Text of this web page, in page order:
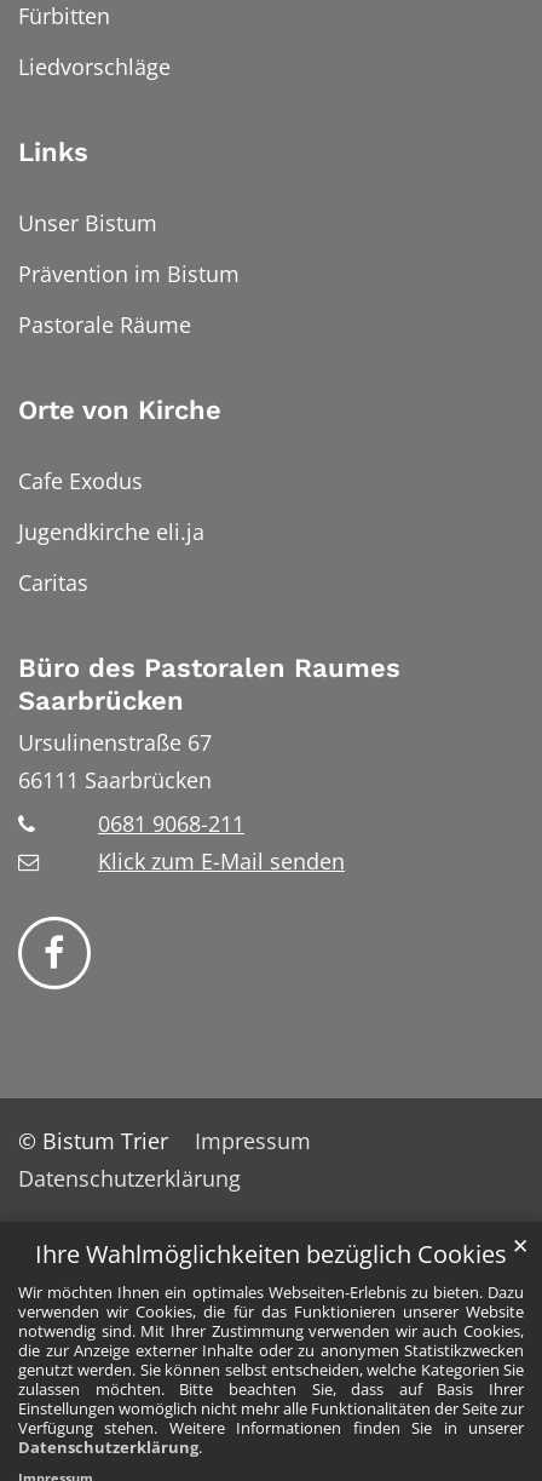
Ihre Wahlmöglichkeiten bezüglich Cookies
Wir möchten Ihnen ein optimales Webseiten-Erlebnis zu bieten. Dazu
verwenden wir Cookies, die für das Funktionieren unserer Website
notwendig sind. Mit Ihrer Zustimmung verwenden wir auch Cookies,
die zur Anzeige externer Inhalte oder zu anonymen Statistikzwecken
genutzt werden. Sie können selbst entscheiden, welche Kategorien Sie
zulassen möchten. Bitte beachten Sie, dass auf Basis Ihrer
Einstellungen womöglich nicht mehr alle Funktionalitäten der Seite zur
Verfügung stehen. Weitere Informationen finden Sie in unserer
Datenschutzerklärung.
✕
Fürbitten
Liedvorschläge
Links
Unser Bistum
Prävention im Bistum
Pastorale Räume
Orte von Kirche
Cafe Exodus
Jugendkirche eli.ja
Caritas
Büro des Pastoralen Raumes
Saarbrücken
Ursulinenstraße 67
66111 Saarbrücken
0681 9068-211
Klick zum E-Mail senden
© Bistum Trier
Impressum
Datenschutzerklärung